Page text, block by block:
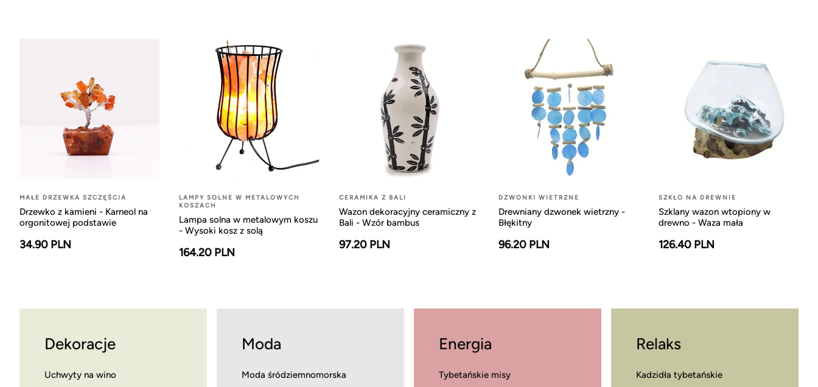
MAŁE DRZEWKA SZCZĘŚCIA
Drzewko z kamieni - Karneol na
orgonitowej podstawie
34.90 PLN
LAMPY SOLNE W METALOWYCH
KOSZACH
Lampa solna w metalowym koszu
- Wysoki kosz z solą
164.20 PLN
CERAMIKA Z BALI
Wazon dekoracyjny ceramiczny z
Bali - Wzór bambus
97.20 PLN
DZWONKI WIETRZNE
Drewniany dzwonek wietrzny -
Błękitny
96.20 PLN
SZKŁO NA DREWNIE
Szklany wazon wtopiony w
drewno - Waza mała
126.40 PLN
Dekoracje
Uchwyty na wino
Moda
Moda śródziemnomorska
Energia
Tybetańskie misy
Relaks
Kadzidła tybetańskie